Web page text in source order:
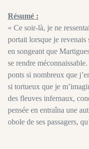
Résumé :
« Ce soir-là, je ne
portait lorsque je revenais
en songeant que
se rendre
ponts si nombreux que
si tortueux que je
des fleuves infernaux,
pensée en entraîna une
obole de ses passagers,